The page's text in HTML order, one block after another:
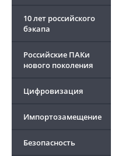
10 лет российского
бэкапа
Российские ПАКи
нового поколения
Цифровизация
Импортозамещение
Безопасность